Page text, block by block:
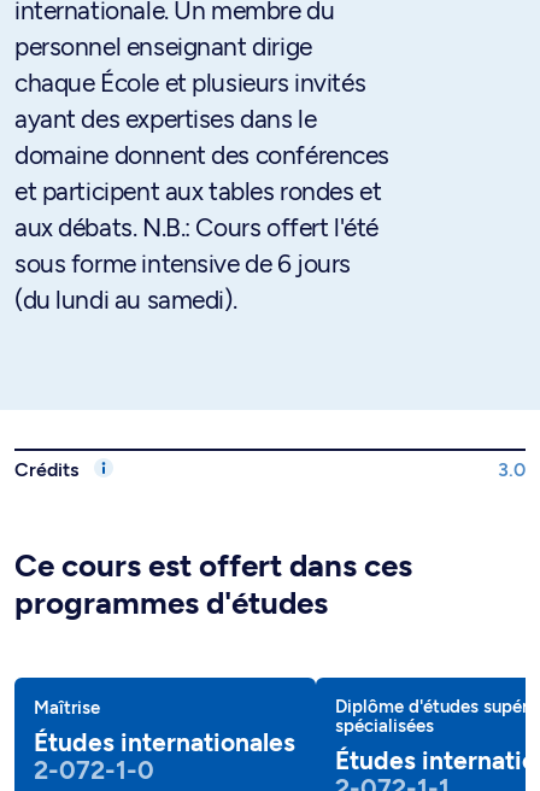
internationale. Un membre du
personnel enseignant dirige
chaque École et plusieurs invités
ayant des expertises dans le
domaine donnent des conférences
et participent aux tables rondes et
aux débats. N.B.: Cours offert l'été
sous forme intensive de 6 jours
(du lundi au samedi).
Crédits 3.0
Ce cours est offert dans ces
programmes d'études
Maîtrise
Études internationales
2-072-1-0
Diplôme d'études
spécialisées
Études